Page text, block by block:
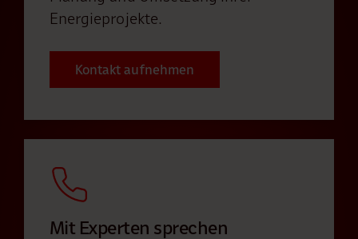
Energieprojekte.
Kontakt aufnehmen
Mit Experten sprechen